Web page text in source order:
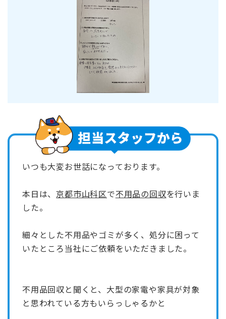
いつも大変お世話になっております。
本日は、京都市山科区で不用品の回収を行いま
した。
細々とした不用品やゴミが多く、処分に困って
いたところ当社にご依頼をいただきました。
不用品回収と聞くと、大型の家電や家具が対象
と思われている方もいらっしゃるかと